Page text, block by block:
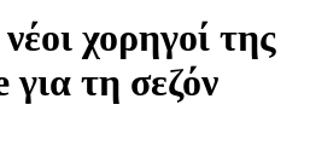
χορηγοί της
τη σεζόν